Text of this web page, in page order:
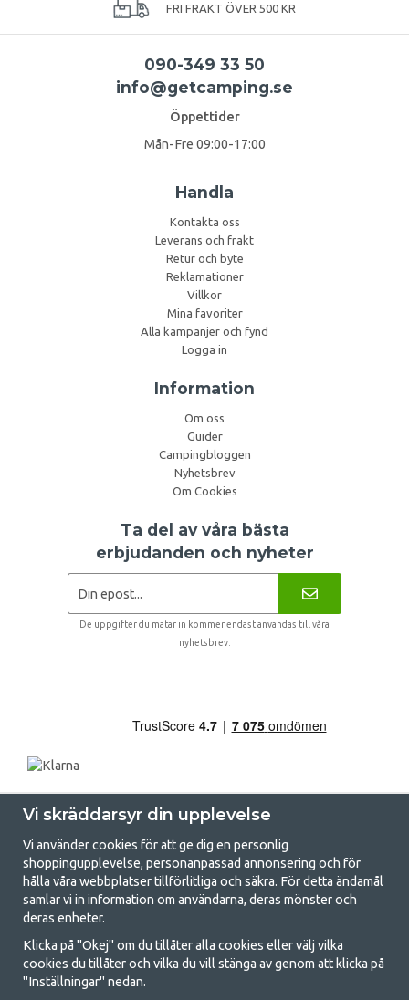
FRI FRAKT ÖVER 500 KR
090-349 33 50
info@getcamping.se
Öppettider
Mån-Fre 09:00-17:00
Handla
Kontakta oss
Leverans och frakt
Retur och byte
Reklamationer
Villkor
Mina favoriter
Alla kampanjer och fynd
Logga in
Information
Om oss
Guider
Campingbloggen
Nyhetsbrev
Om Cookies
Ta del av våra bästa
erbjudanden och nyheter
De uppgifter du matar in kommer endast användas till våra
nyhetsbrev.
GetCamping.se - Din butik för camping
och uteliv
Att campa kan antingen vara en livsstil eller ett sätt att samla familjen
för ett gemensamt äventyr. Oavsett vilken kategori du tillhör hittar du
Vi skräddarsyr din upplevelse
Vi använder cookies för att ge dig en personlig
shoppingupplevelse, personanpassad annonsering och för
hålla våra webbplatser tillförlitliga och säkra. För detta ändamål
samlar vi in information om användarna, deras mönster och
deras enheter.
Klicka på "Okej" om du tillåter alla cookies eller välj vilka
cookies du tillåter och vilka du vill stänga av genom att klicka på
"Inställningar" nedan.